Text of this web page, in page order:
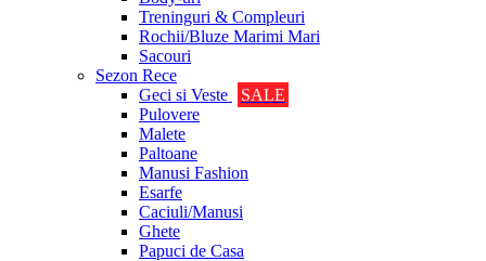
Treninguri & Compleuri
Rochii/Bluze Marimi Mari
Sacouri
Sezon Rece
Geci si Veste
SALE
Pulovere
Malete
Paltoane
Manusi Fashion
Esarfe
Caciuli/Manusi
Ghete
Papuci de Casa